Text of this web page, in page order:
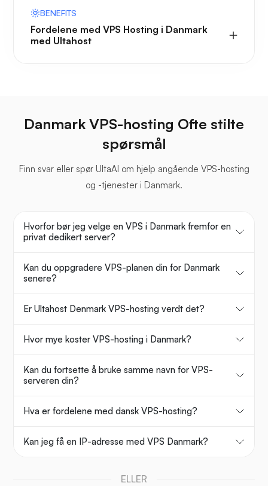
BENEFITS
Fordelene med VPS Hosting i Danmark
med Ultahost
Danmark VPS-hosting Ofte stilte
spørsmål
Finn svar eller spør UltaAI om hjelp angående VPS-hosting
og -tjenester i Danmark.
Hvorfor bør jeg velge en VPS i Danmark fremfor en
privat dedikert server?
Kan du oppgradere VPS-planen din for Danmark
senere?
Er Ultahost Denmark VPS-hosting verdt det?
Hvor mye koster VPS-hosting i Danmark?
Kan du fortsette å bruke samme navn for VPS-
serveren din?
Hva er fordelene med dansk VPS-hosting?
Kan jeg få en IP-adresse med VPS Danmark?
ELLER